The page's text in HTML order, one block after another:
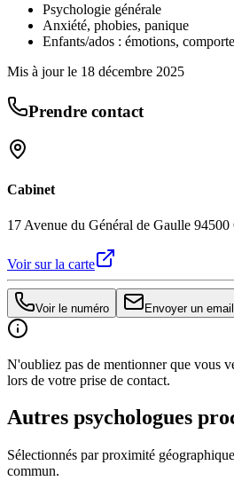
Psychologie générale
Anxiété, phobies, panique
Enfants/ados : émotions,
Mis à jour le 18 décembre 2025
Prendre contact
Cabinet
17 Avenue du Général de Gaulle
Voir sur la carte
Voir le numéro Envoyer un email
N'oubliez pas de mentionner que vous
lors de votre prise de contact.
Autres psychologues
Sélectionnés par proximité
commun.